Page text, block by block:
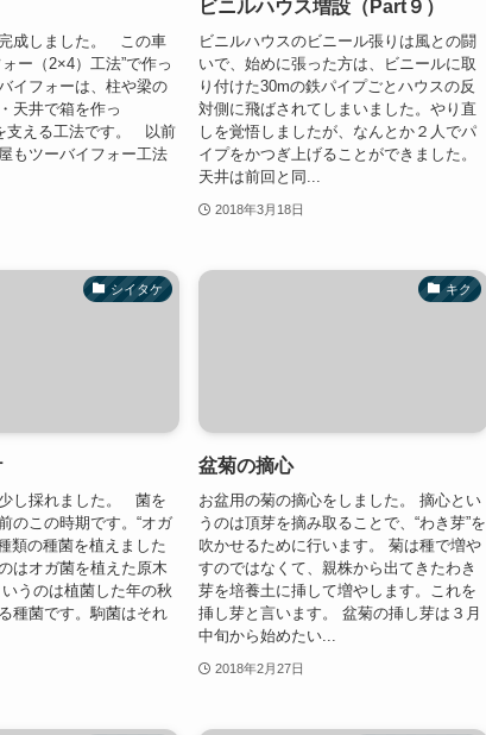
成しました。 この車
ー（2×4）工法”で作っ
イフォーは、柱や梁の
天井で箱を作っ
支える工法です。 以前
もツーバイフォー工法
ビニルハウス増設（Part９）
ビニルハウスのビニール張りは風との闘
いで、始めに張った方は、ビニールに取
り付けた30mの鉄パイプごとハウスの反
対側に飛ばされてしまいました。やり直
しを覚悟しましたが、なんとか２人でパ
イプをかつぎ上げることができました。
天井は前回と同...
2018年3月18日
シイタケ
し採れました。 菌を
のこの時期です。“オガ
類の種菌を植えました
はオガ菌を植えた原木
うのは植菌した年の秋
種菌です。駒菌はそれ
キク
盆菊の摘心
お盆用の菊の摘心をしました。 摘心とい
うのは頂芽を摘み取ることで、“わき芽”を
吹かせるために行います。 菊は種で増や
すのではなくて、親株から出てきたわき
芽を培養土に挿して増やします。これを
挿し芽と言います。 盆菊の挿し芽は３月
中旬から始めたい...
2018年2月27日